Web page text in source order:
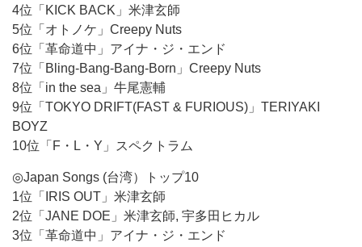
4位「KICK BACK」米津玄師
5位「オトノケ」Creepy Nuts
6位「革命道中」アイナ・ジ・エンド
7位「Bling-Bang-Bang-Born」Creepy Nuts
8位「in the sea」牛尾憲輔
9位「TOKYO DRIFT(FAST & FURIOUS)」TERIYAKI
BOYZ
10位「F・L・Y」スペクトラム
◎Japan Songs (台湾）トップ10
1位「IRIS OUT」米津玄師
2位「JANE DOE」米津玄師, 宇多田ヒカル
3位「革命道中」アイナ・ジ・エンド